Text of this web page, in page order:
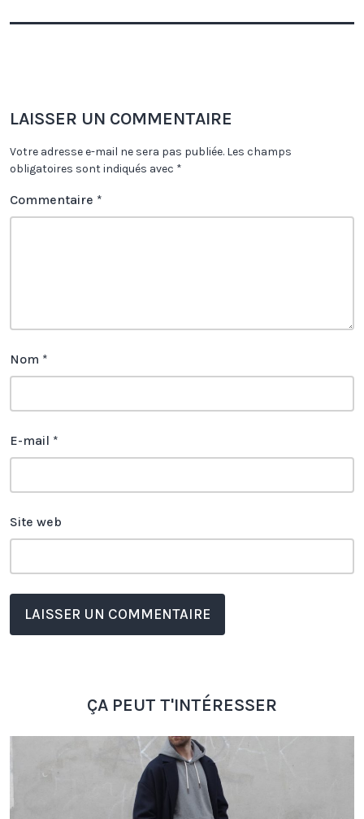
LAISSER UN COMMENTAIRE
Votre adresse e-mail ne sera pas publiée. Les champs
obligatoires sont indiqués avec *
Commentaire *
Nom *
E-mail *
Site web
ÇA PEUT T'INTÉRESSER